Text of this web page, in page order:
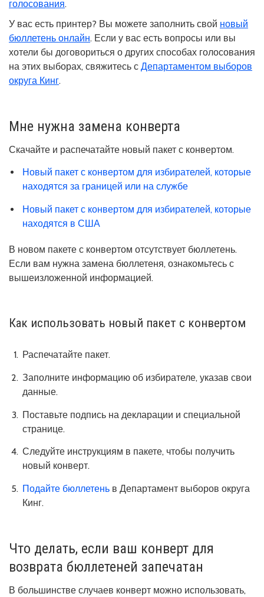
голосования.
У вас есть принтер? Вы можете заполнить свой новый
бюллетень онлайн. Если у вас есть вопросы или вы
хотели бы договориться о других способах голосования
на этих выборах, свяжитесь с Департаментом выборов
округа Кинг.
Мне нужна замена конверта
Скачайте и распечатайте новый пакет с конвертом.
Новый пакет с конвертом для избирателей, которые
находятся за границей или на службе
Новый пакет с конвертом для избирателей, которые
находятся в США
В новом пакете с конвертом отсутствует бюллетень.
Если вам нужна замена бюллетеня, ознакомьтесь с
вышеизложенной информацией.
Как использовать новый пакет с конвертом
Распечатайте пакет.
Заполните информацию об избирателе, указав свои
данные.
Поставьте подпись на декларации и специальной
странице.
Следуйте инструкциям в пакете, чтобы получить
новый конверт.
Подайте бюллетень в Департамент выборов округа
Кинг.
Что делать, если ваш конверт для
возврата бюллетеней запечатан
В большинстве случаев конверт можно использовать,